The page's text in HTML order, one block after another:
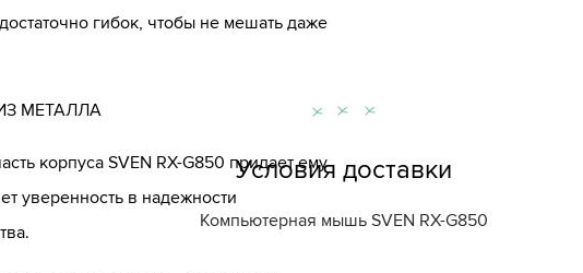
гибок, чтобы не мешать даже
МЕТАЛЛА
корпуса SVEN RX-G850 придает ему
уверенность в надежности
Условия доставки
Компьютерная мышь SVEN RX-G850